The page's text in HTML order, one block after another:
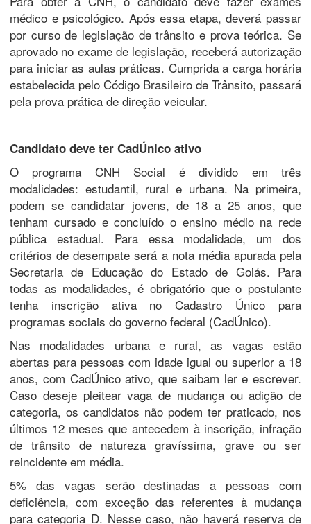
médico e psicológico. Após essa etapa, deverá passar
por curso de legislação de trânsito e prova teórica. Se
aprovado no exame de legislação, receberá autorização
para iniciar as aulas práticas. Cumprida a carga horária
estabelecida pelo Código Brasileiro de Trânsito, passará
pela prova prática de direção veicular.
Candidato deve ter CadÚnico ativo
O programa CNH Social é dividido em três
modalidades: estudantil, rural e urbana. Na primeira,
podem se candidatar jovens, de 18 a 25 anos, que
tenham cursado e concluído o ensino médio na rede
pública estadual. Para essa modalidade, um dos
critérios de desempate será a nota média apurada pela
Secretaria de Educação do Estado de Goiás. Para
todas as modalidades, é obrigatório que o postulante
tenha inscrição ativa no Cadastro Único para
programas sociais do governo federal (CadÚnico).
Nas modalidades urbana e rural, as vagas estão
abertas para pessoas com idade igual ou superior a 18
anos, com CadÚnico ativo, que saibam ler e escrever.
Caso deseje pleitear vaga de mudança ou adição de
categoria, os candidatos não podem ter praticado, nos
últimos 12 meses que antecedem à inscrição, infração
de trânsito de natureza gravíssima, grave ou ser
reincidente em média.
5% das vagas serão destinadas a pessoas com
deficiência, com exceção das referentes à mudança
para categoria D. Nesse caso, não haverá reserva de